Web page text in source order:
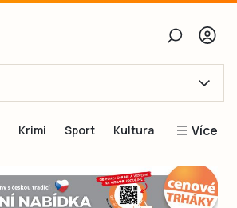
Obnovit heslo
Krimi Sport Kultura Více
Inspirace